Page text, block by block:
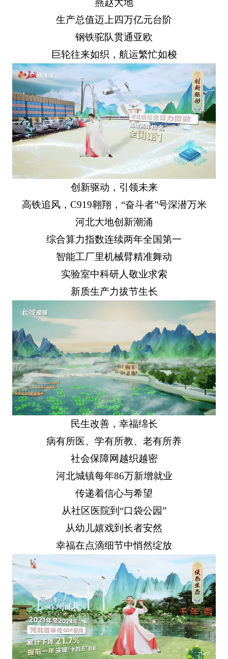
燕赵大地
生产总值迈上四万亿元台阶
钢铁驼队贯通亚欧
巨轮往来如织，航运繁忙如梭
创新驱动，引领未来
高铁追风，C919翱翔，“奋斗者”号深潜万米
河北大地创新潮涌
综合算力指数连续两年全国第一
智能工厂里机械臂精准舞动
实验室中科研人敬业求索
新质生产力拔节生长
民生改善，幸福绵长
病有所医、学有所教、老有所养
社会保障网越织越密
河北城镇每年86万新增就业
传递着信心与希望
从社区医院到“口袋公园”
从幼儿嬉戏到长者安然
幸福在点滴细节中悄然绽放